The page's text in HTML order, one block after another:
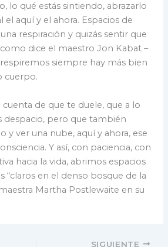
lo qué estás sintiendo, abrazarlo
el aquí y el ahora. Espacios de
respiración y quizás sentir que
dice el maestro Jon Kabat –
siempre hay más bien
cuerpo.
cuenta de que te duele, que a lo
despacio, pero que también
y ver una nube, aquí y ahora, ese
Y así, con paciencia, con
hacia la vida, abrimos espacios
“claros en el denso bosque de la
Martha Postlewaite en su
SIGUIENTE